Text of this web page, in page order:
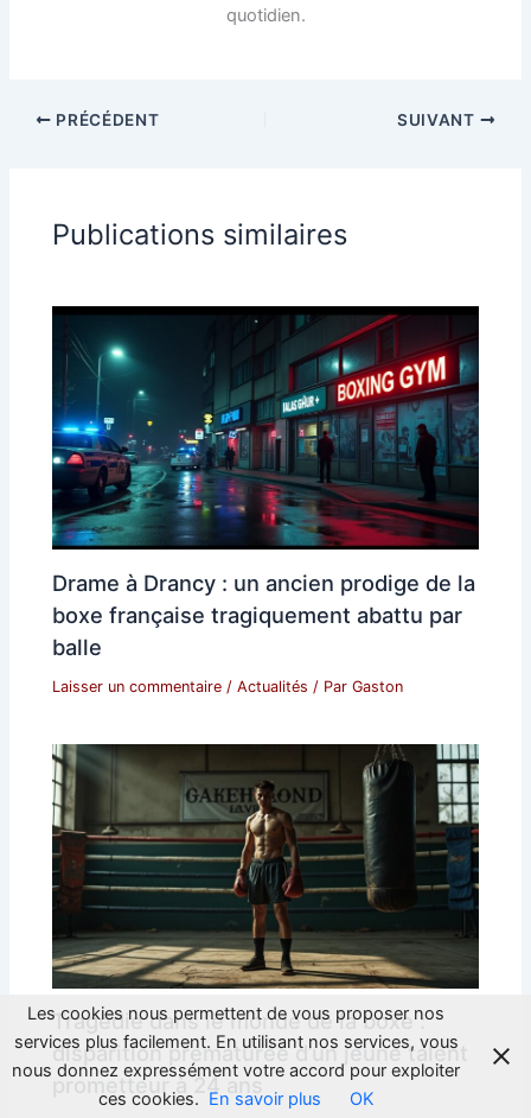
quotidien.
PRÉCÉDENT SUIVANT
Publications similaires
Drame à Drancy : un ancien prodige de la
boxe française tragiquement abattu par
balle
Laisser un commentaire /Actualités / ParGaston
Tragédie dans le monde de la boxe :
disparition prématurée d’un jeune talent
prometteur à 24 ans
Les cookies nous permettent de vous proposer nos
services plus facilement. En utilisant nos services, vous
nous donnez expressément votre accord pour exploiter
ces cookies. En savoir plus OK